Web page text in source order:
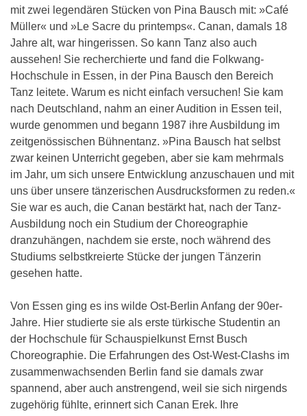
mit zwei legendären Stücken von Pina Bausch mit: »Café
Müller« und »Le Sacre du printemps«. Canan, damals 18
Jahre alt, war hingerissen. So kann Tanz also auch
aussehen! Sie recherchierte und fand die Folkwang-
Hochschule in Essen, in der Pina Bausch den Bereich
Tanz leitete. Warum es nicht einfach versuchen! Sie kam
nach Deutschland, nahm an einer Audition in Essen teil,
wurde genommen und begann 1987 ihre Ausbildung im
zeitgenössischen Bühnentanz. »Pina Bausch hat selbst
zwar keinen Unterricht gegeben, aber sie kam mehrmals
im Jahr, um sich unsere Entwicklung anzuschauen und mit
uns über unsere tänzerischen Ausdrucksformen zu reden.«
Sie war es auch, die Canan bestärkt hat, nach der Tanz-
Ausbildung noch ein Studium der Choreographie
dranzuhängen, nachdem sie erste, noch während des
Studiums selbstkreierte Stücke der jungen Tänzerin
gesehen hatte.
Von Essen ging es ins wilde Ost-Berlin Anfang der 90er-
Jahre. Hier studierte sie als erste türkische Studentin an
der Hochschule für Schauspielkunst Ernst Busch
Choreographie. Die Erfahrungen des Ost-West-Clashs im
zusammenwachsenden Berlin fand sie damals zwar
spannend, aber auch anstrengend, weil sie sich nirgends
zugehörig fühlte, erinnert sich Canan Erek. Ihre